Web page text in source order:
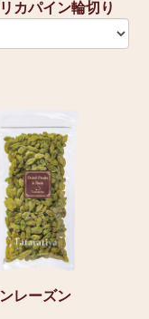
カパイン輪切り
レーズン